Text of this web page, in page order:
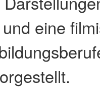
eine